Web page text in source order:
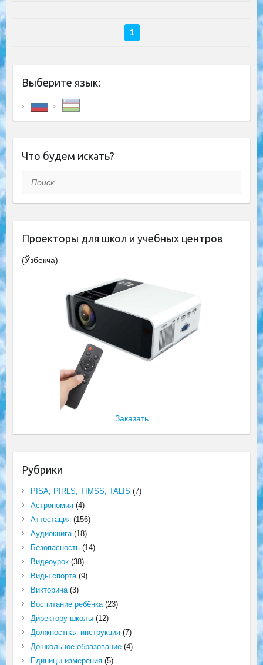
1
Выберите язык:
Что будем искать?
Поиск
Проекторы для школ и учебных центров
(Ўзбекча)
Заказать
Рубрики
PISA, PIRLS, TIMSS, TALIS (7)
Астрономия(4)
Аттестация(156)
Аудиокнига(18)
Безопасность(14)
Видеоурок(38)
Виды спорта(9)
Викторина(3)
Воспитание ребёнка(23)
Директору школы(12)
Должностная инструкция(7)
Дошкольное образование(4)
Единицы измерения(5)